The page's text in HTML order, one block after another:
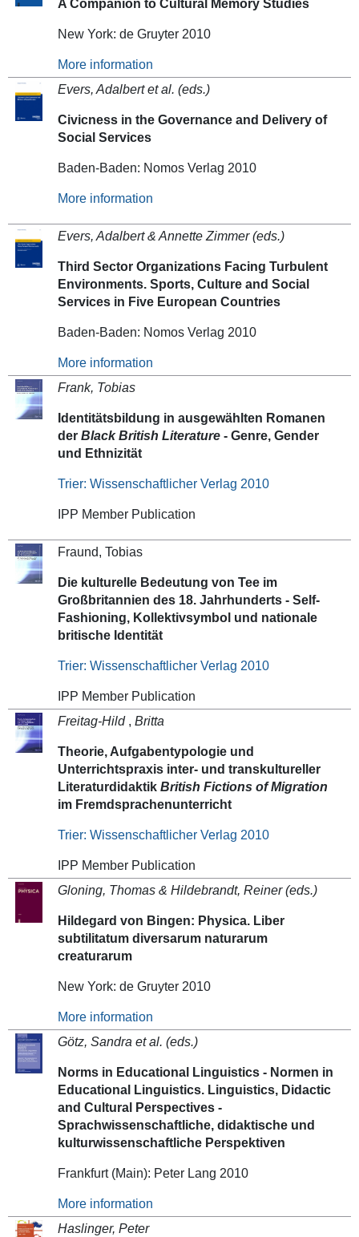
A Companion to Cultural Memory Studies
New York: de Gruyter 2010
More information
Evers, Adalbert et al. (eds.)
Civicness in the Governance and Delivery of
Social Services
Baden-Baden: Nomos Verlag 2010
More information
Evers, Adalbert & Annette Zimmer (eds.)
Third Sector Organizations Facing Turbulent
Environments. Sports, Culture and Social
Services in Five European Countries
Baden-Baden: Nomos Verlag 2010
More information
Frank, Tobias
Identitätsbildung in ausgewählten Romanen
derBlack British Literature- Genre, Gender
und Ethnizität
Trier: Wissenschaftlicher Verlag 2010
IPP Member Publication
Fraund, Tobias
Die kulturelle Bedeutung von Tee im
Großbritannien des 18. Jahrhunderts - Self-
Fashioning, Kollektivsymbol und nationale
britische Identität
Trier: Wissenschaftlicher Verlag 2010
IPP Member Publication
Freitag-Hild ,Britta
Theorie, Aufgabentypologie und
Unterrichtspraxis inter- und transkultureller
LiteraturdidaktikBritish Fictions of Migration
im Fremdsprachenunterricht
Trier: Wissenschaftlicher Verlag 2010
IPP Member Publication
Gloning, Thomas &Hildebrandt,Reiner (eds.)
Hildegard von Bingen: Physica. Liber
subtilitatum diversarum naturarum
creaturarum
New York: de Gruyter 2010
More information
Götz, Sandra et al. (eds.)
Norms in Educational Linguistics - Normen in
Educational Linguistics. Linguistics, Didactic
and Cultural Perspectives -
Sprachwissenschaftliche, didaktische und
kulturwissenschaftliche Perspektiven
Frankfurt (Main): Peter Lang 2010
More information
Haslinger, Peter